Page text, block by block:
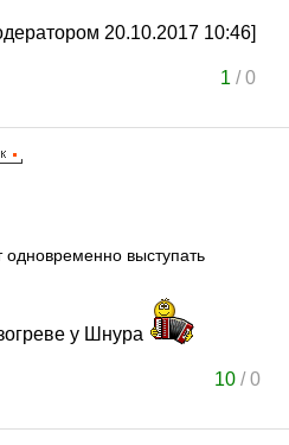
20.10.2017 10:46]
1 /0
выступать
у Шнура
10 /0